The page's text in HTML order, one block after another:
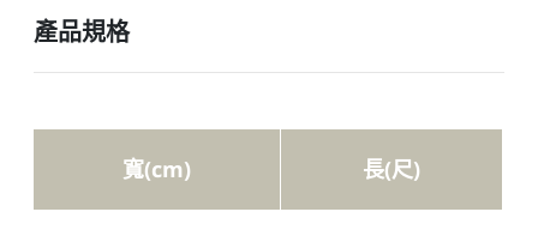
產品規格
寬(cm) 長(尺)